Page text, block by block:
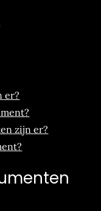
er?
zijn er?